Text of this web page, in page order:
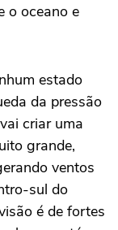
o oceano e
estado
da pressão
criar uma
grande,
ventos
sul do
é de fortes